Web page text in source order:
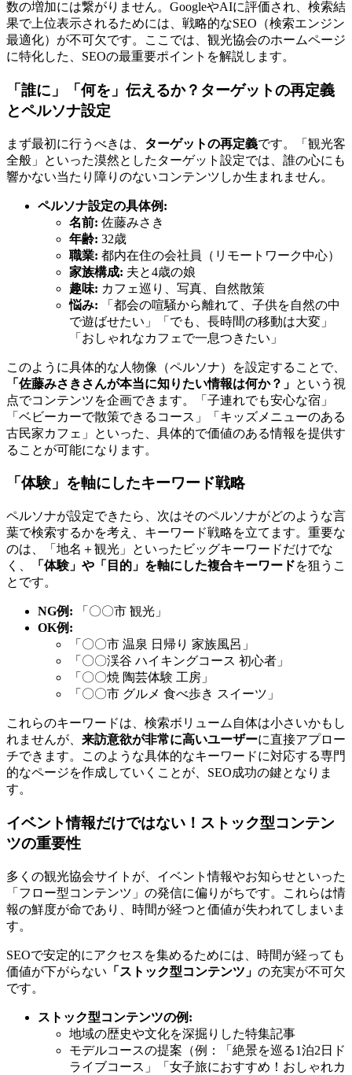
数の増加には繋がりません。GoogleやAIに評価され、検索結
果で上位表示されるためには、戦略的なSEO（検索エンジン
最適化）が不可欠です。ここでは、観光協会のホームページ
に特化した、SEOの最重要ポイントを解説します。
「誰に」「何を」伝えるか？ターゲットの再定義
とペルソナ設定
まず最初に行うべきは、 ターゲットの再定義です。「観光客
全般」といった漠然としたターゲット設定では、誰の心にも
響かない当たり障りのないコンテンツしか生まれません。
ペルソナ設定の具体例:
名前: 佐藤みさき
年齢: 32歳
職業: 都内在住の会社員（リモートワーク中心）
家族構成: 夫と4歳の娘
趣味: カフェ巡り、写真、自然散策
悩み: 「都会の喧騒から離れて、子供を自然の中
で遊ばせたい」「でも、長時間の移動は大変」
「おしゃれなカフェで一息つきたい」
このように具体的な人物像（ペルソナ）を設定することで、
「佐藤みさきさんが本当に知りたい情報は何か？」 という視
点でコンテンツを企画できます。「子連れでも安心な宿」
「ベビーカーで散策できるコース」「キッズメニューのある
古民家カフェ」といった、具体的で価値のある情報を提供す
ることが可能になります。
「体験」を軸にしたキーワード戦略
ペルソナが設定できたら、次はそのペルソナがどのような言
葉で検索するかを考え、キーワード戦略を立てます。重要な
のは、「地名＋観光」といったビッグキーワードだけでな
く、
「体験」や「目的」を軸にした複合キーワードを狙うこ
とです。
NG例: 「〇〇市 観光」
OK例:
「〇〇市 温泉 日帰り 家族風呂」
「〇〇渓谷 ハイキングコース 初心者」
「〇〇焼 陶芸体験 工房」
「〇〇市 グルメ 食べ歩き スイーツ」
これらのキーワードは、検索ボリューム自体は小さいかもし
れませんが、 来訪意欲が非常に高いユーザーに直接アプロー
チできます。このような具体的なキーワードに対応する専門
的なページを作成していくことが、SEO成功の鍵となりま
す。
イベント情報だけではない！ストック型コンテン
ツの重要性
多くの観光協会サイトが、イベント情報やお知らせといった
「フロー型コンテンツ」の発信に偏りがちです。これらは情
報の鮮度が命であり、時間が経つと価値が失われてしまいま
す。
SEOで安定的にアクセスを集めるためには、時間が経っても
価値が下がらない 「ストック型コンテンツ」 の充実が不可欠
です。
ストック型コンテンツの例:
地域の歴史や文化を深掘りした特集記事
モデルコースの提案（例：「絶景を巡る1泊2日ド
ライブコース」「女子旅におすすめ！おしゃれカ